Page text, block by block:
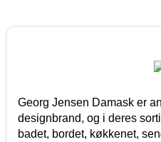
Georg Jensen Damask er
designbrand, og i deres
badet, bordet, køkkenet,